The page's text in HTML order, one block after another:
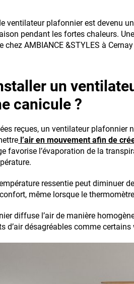
ventilateur plafonnier est devenu
pendant les fortes chaleurs.
chez AMBIANCE &STYLES à
un
canicule ?
reçues, un ventilateur plafonnier
l’air en mouvement afin de
favorise l’évaporation de la
ressentie peut diminuer
même lorsque le
diffuse l’air de manière
d’air désagréables comme